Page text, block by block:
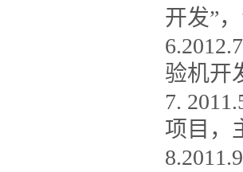
开发”
验机开
7.
项目，